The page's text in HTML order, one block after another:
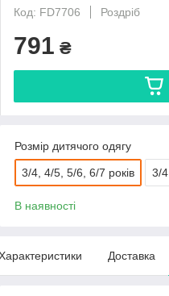
Код: FD7706
Роздріб
791 ₴
Розмір дитячого одягу
3/4, 4/5, 5/6, 6/7 років 3/4
В наявності
Доставка